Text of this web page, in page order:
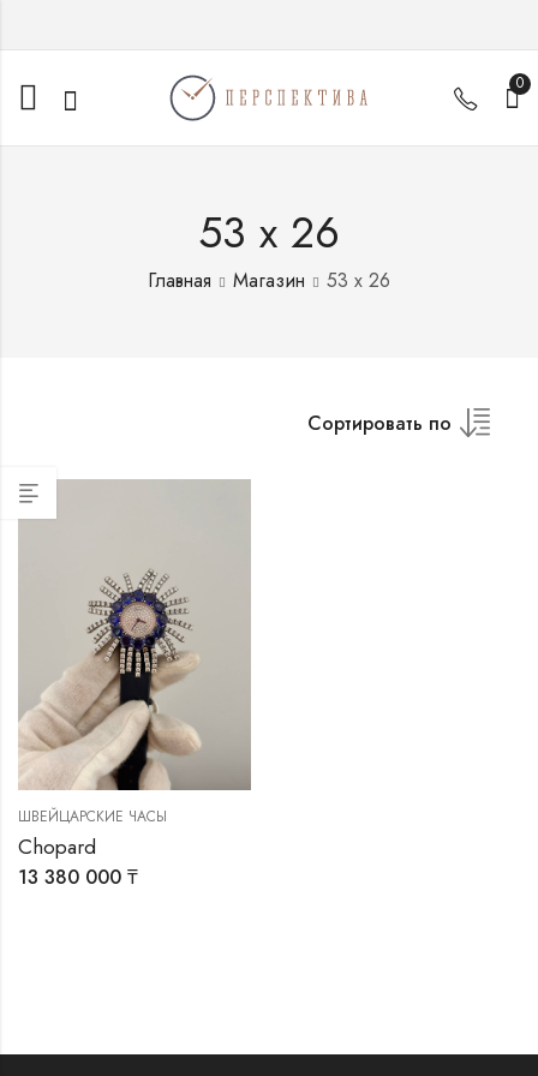
0
53 х 26
Главная Магазин 53 х 26
Сортировать по
ШВЕЙЦАРСКИЕ ЧАСЫ
Chopard
13 380 000 ₸